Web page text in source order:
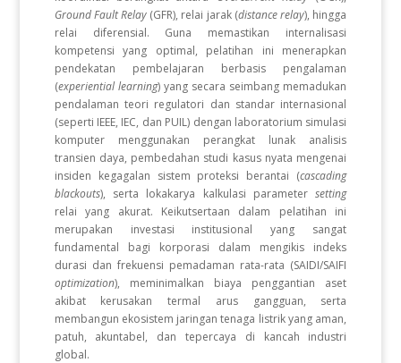
Ground Fault Relay (GFR), relai jarak (distance relay), hingga
relai diferensial. Guna memastikan internalisasi
kompetensi yang optimal, pelatihan ini menerapkan
pendekatan pembelajaran berbasis pengalaman
(experiential learning) yang secara seimbang memadukan
pendalaman teori regulatori dan standar internasional
(seperti IEEE, IEC, dan PUIL) dengan laboratorium simulasi
komputer menggunakan perangkat lunak analisis
transien daya, pembedahan studi kasus nyata mengenai
insiden kegagalan sistem proteksi berantai (cascading
blackouts), serta lokakarya kalkulasi parametersetting
relai yang akurat. Keikutsertaan dalam pelatihan ini
merupakan investasi institusional yang sangat
fundamental bagi korporasi dalam mengikis indeks
durasi dan frekuensi pemadaman rata-rata (SAIDI/SAIFI
optimization), meminimalkan biaya penggantian aset
akibat kerusakan termal arus gangguan, serta
membangun ekosistem jaringan tenaga listrik yang aman,
patuh, akuntabel, dan tepercaya di kancah industri
global.